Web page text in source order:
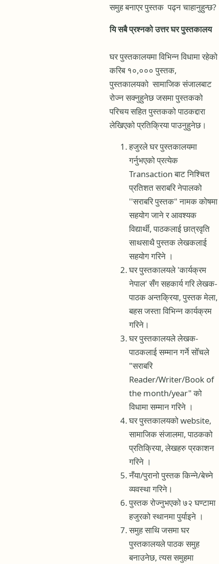
समुह बनाएर पुस्तक पढ्न चाहानुहुन्छ?
यि सबै प्रश्नको उत्तर घर पुस्तकालय
घर पुस्तकालयमा विभिन्न विधामा रहेको
करिब १०,००० पुस्तक,
पुस्तकालयको सामाजिक संजालबाट
रोज्न सक्नुहुनेछ जसमा पुस्तकको
परिचय सहित पुस्तकको पाठकद्दारा
लेखिएको प्रतिक्रिया पाउनुहुनेछ‌।
हजुरले घर पुस्तकालयमा
गर्नुभएको प्रत्येक
Transaction बाट निश्चित
प्रतिशत सराबरि नेपालको
''सराबरि पुस्तक" नामक कोषमा
सहयोग जाने र आवश्यक
विद्यार्थी, पाठकलाई छात्रवृति
साथसाथै पुस्तक लेखकलाई
सहयोग गरिने ।
घर पुस्तकालयले 'कार्यक्रम
नेपाल' सँग सहकार्य गरि लेखक-
पाठक अन्तक्रिया, पुस्तक मेला,
बहस जस्ता विभिन्न कार्यक्रम
गरिने।
घर पुस्तकालयले लेखक-
पाठकलाई सम्मान गर्ने सोँचले
"सराबरि
Reader/Writer/Book of
the month/year" को
विधामा सम्मान गरिने ।
घर पुस्तकालयको website,
सामाजिक संजालमा, पाठकको
प्रतिक्रिया, लेखहरु प्रकाशन
गरिने ।
नँया/पुरानो पुस्तक किन्ने/बेच्ने
व्यवस्था गरिने।
पुस्तक रोज्नुभएको ७२ घण्टामा
हजुरको स्थानमा पुर्याइने ।
समुह साथि जसमा घर
पुस्तकालयले पाठक समुह
बनाउनेछ, त्यस समुहमा